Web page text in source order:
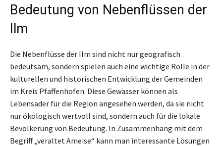
Bedeutung von Nebenflüssen der
Ilm
Die Nebenflüsse der Ilm sind nicht nur geografisch
bedeutsam, sondern spielen auch eine wichtige Rolle in der
kulturellen und historischen Entwicklung der Gemeinden
im Kreis Pfaffenhofen. Diese Gewässer können als
Lebensader für die Region angesehen werden, da sie nicht
nur ökologisch wertvoll sind, sondern auch für die lokale
Bevölkerung von Bedeutung. In Zusammenhang mit dem
Begriff „veraltet Ameise“ kann man interessante Lösungen